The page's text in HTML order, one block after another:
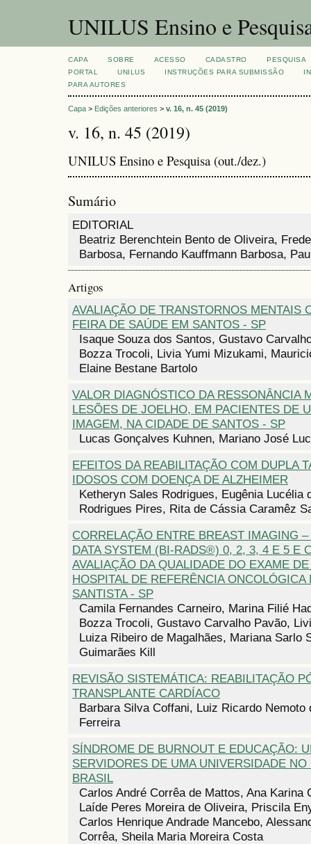
UNILUS Ensino e
CAPA SOBRE ACESSO CADASTRO
PESQUISA
PORTAL
UNILUS INSTRUÇÕES PARA SUBMISSÃO
PARA AUTORES
Capa > Edições anteriores > v. 16, n. 45 (2019)
v. 16, n. 45 (2019)
UNILUS Ensino e Pesquisa (out./dez.)
Sumário
EDITORIAL
Beatriz Berenchtein Bento de Oliveira,
Barbosa, Fernando Kauffmann Barbosa,
Artigos
AVALIAÇÃO DE TRANSTORNOS MENTAIS
FEIRA DE SAÚDE EM SANTOS - SP
Isaque Souza dos Santos, Gustavo
Bozza Trocoli, Livia Yumi Mizukami,
Elaine Bestane Bartolo
VALOR DIAGNÓSTICO DA RESSONÂNCIA
LESÕES DE JOELHO, EM PACIENTES DE
IMAGEM, NA CIDADE DE SANTOS - SP
Lucas Gonçalves Kuhnen, Mariano José
EFEITOS DA REABILITAÇÃO COM DUPLA
IDOSOS COM DOENÇA DE ALZHEIMER
Ketheryn Sales Rodrigues, Eugênia Lucélia
Rodrigues Pires, Rita de Cássia Caramêz
CORRELAÇÃO ENTRE BREAST IMAGING
DATA SYSTEM (BI-RADS®) 0, 2, 3, 4 E 5 E
AVALIAÇÃO DA QUALIDADE DO EXAME
HOSPITAL DE REFERÊNCIA ONCOLÓGICA
SANTISTA - SP
Camila Fernandes Carneiro, Marina Filié
Bozza Trocoli, Gustavo Carvalho Pavão,
Luiza Ribeiro de Magalhães, Mariana Sarlo
Guimarães Kill
REVISÃO SISTEMÁTICA: REABILITAÇÃO
TRANSPLANTE CARDÍACO
Barbara Silva Coffani, Luiz Ricardo Nemoto
Ferreira
SÍNDROME DE BURNOUT E EDUCAÇÃO:
SERVIDORES DE UMA UNIVERSIDADE NO
BRASIL
Carlos André Corrêa de Mattos, Ana Karina
Laíde Peres Moreira de Oliveira, Priscila
Carlos Henrique Andrade Mancebo,
Corrêa, Sheila Maria Moreira Costa